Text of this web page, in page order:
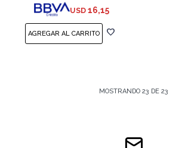
USD 16,15
MOSTRANDO 23 DE 23